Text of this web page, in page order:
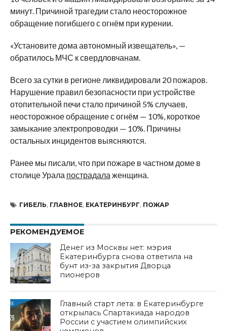
минут. Причиной трагедии стало неосторожное
обращение погибшего с огнём при курении.
«Установите дома автономный извещатель», —
обратилось МЧС к свердловчанам.
Всего за сутки в регионе ликвидировали 20 пожаров.
Нарушение правил безопасности при устройстве
отопительной печи стало причиной 5% случаев,
неосторожное обращение с огнём — 10%, короткое
замыкание электропроводки — 10%. Причины
остальных инцидентов выясняются.
Ранее мы писали, что при пожаре в частном доме в
столице Урала пострадала женщина.
ГИБЕЛЬ, ГЛАВНОЕ, ЕКАТЕРИНБУРГ, ПОЖАР
РЕКОМЕНДУЕМОЕ
Денег из Москвы нет: мэрия
Екатеринбурга снова ответила на
бунт из-за закрытия Дворца
пионеров
Главный старт лета: в Екатеринбурге
открылась Спартакиада народов
России с участием олимпийских